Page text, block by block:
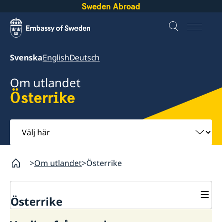
Sweden Abroad
SvenskaEnglishDeutsch
Om utlandet
Österrike
Välj
här
Om utlandet Österrike
Österrike